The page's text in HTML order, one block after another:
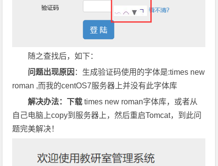
随之查找后，如下：
问题出现原因 ：生成验证码使用的字体是:times new
roman ,而我的centOS7服务器上并没有此字体库
解决办法：下载times new roman字体库，或者从
自己电脑上copy到服务器上，然后重启Tomcat，到此问
题完美解决！